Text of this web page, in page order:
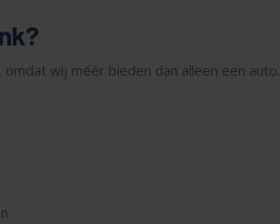
wij méér bieden dan alleen een